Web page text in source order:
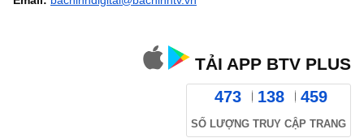
TẢI APP BTV PLUS
473 138 459
SỐ LƯỢNG TRUY CẬP TRANG